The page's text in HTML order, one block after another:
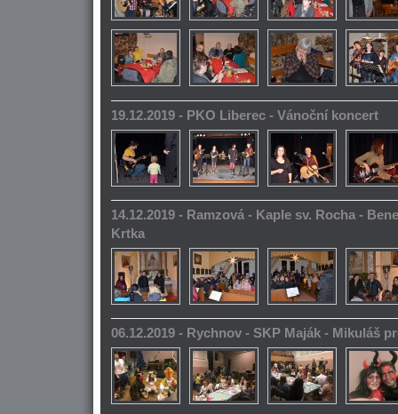
19.12.2019 - PKO Liberec - Vánoční koncert
14.12.2019 - Ramzová - Kaple sv. Rocha -
Krtka
06.12.2019 - Rychnov - SKP Maják - Mikuláš